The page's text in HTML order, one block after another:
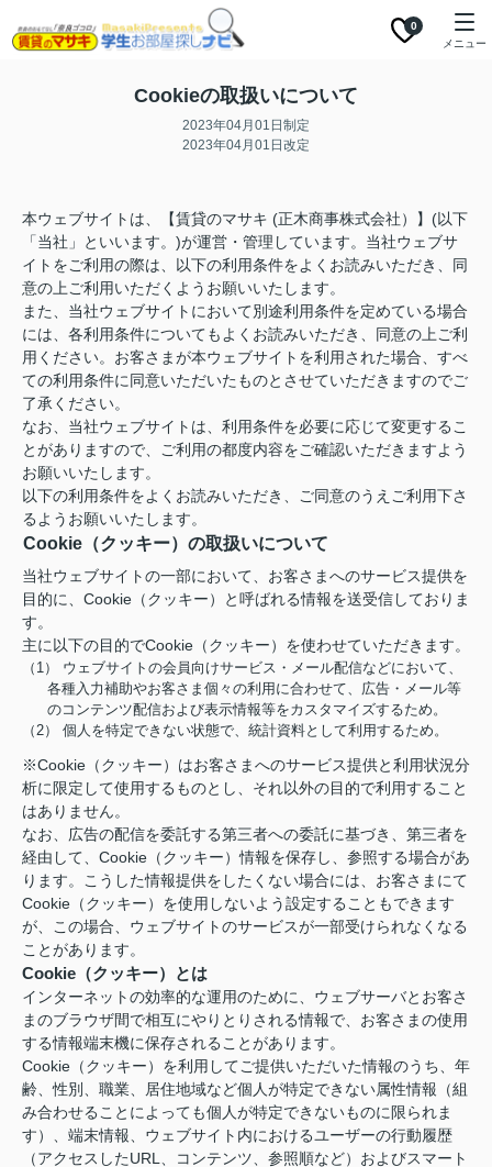
0
メニュー
Cookieの取扱いについて
2023年04月01日制定
2023年04月01日改定
本ウェブサイトは、【賃貸のマサキ (正木商事株式会社）】(以下
「当社」といいます。)が運営・管理しています。当社ウェブサ
イトをご利用の際は、以下の利用条件をよくお読みいただき、同
意の上ご利用いただくようお願いいたします。
また、当社ウェブサイトにおいて別途利用条件を定めている場合
には、各利用条件についてもよくお読みいただき、同意の上ご利
用ください。お客さまが本ウェブサイトを利用された場合、すべ
ての利用条件に同意いただいたものとさせていただきますのでご
了承ください。
なお、当社ウェブサイトは、利用条件を必要に応じて変更するこ
とがありますので、ご利用の都度内容をご確認いただきますよう
お願いいたします。
以下の利用条件をよくお読みいただき、ご同意のうえご利用下さ
るようお願いいたします。
Cookie（クッキー）の取扱いについて
当社ウェブサイトの一部において、お客さまへのサービス提供を
目的に、Cookie（クッキー）と呼ばれる情報を送受信しておりま
す。
主に以下の目的でCookie（クッキー）を使わせていただきます。
（1） ウェブサイトの会員向けサービス・メール配信などにおいて、
各種入力補助やお客さま個々の利用に合わせて、広告・メール等
のコンテンツ配信および表示情報等をカスタマイズするため。
（2） 個人を特定できない状態で、統計資料として利用するため。
※Cookie（クッキー）はお客さまへのサービス提供と利用状況分
析に限定して使用するものとし、それ以外の目的で利用すること
はありません。
なお、広告の配信を委託する第三者への委託に基づき、第三者を
経由して、Cookie（クッキー）情報を保存し、参照する場合があ
ります。こうした情報提供をしたくない場合には、お客さまにて
Cookie（クッキー）を使用しないよう設定することもできます
が、この場合、ウェブサイトのサービスが一部受けられなくなる
ことがあります。
Cookie（クッキー）とは
インターネットの効率的な運用のために、ウェブサーバとお客さ
まのブラウザ間で相互にやりとりされる情報で、お客さまの使用
する情報端末機に保存されることがあります。
Cookie（クッキー）を利用してご提供いただいた情報のうち、年
齢、性別、職業、居住地域など個人が特定できない属性情報（組
み合わせることによっても個人が特定できないものに限られま
す）、端末情報、ウェブサイト内におけるユーザーの行動履歴
（アクセスしたURL、コンテンツ、参照順など）およびスマート